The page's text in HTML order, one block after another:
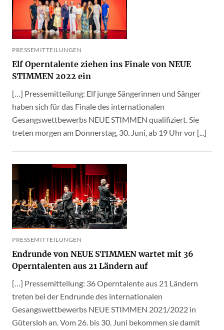
PRESSEMITTEILUNGEN
Elf Operntalente ziehen ins Finale von NEUE
STIMMEN 2022 ein
[…] Pressemitteilung: Elf junge Sängerinnen und Sänger
haben sich für das Finale des internationalen
Gesangswettbewerbs NEUE STIMMEN qualifiziert. Sie
treten morgen am Donnerstag, 30. Juni, ab 19 Uhr vor [...]
PRESSEMITTEILUNGEN
Endrunde von NEUE STIMMEN wartet mit 36
Operntalenten aus 21 Ländern auf
[…] Pressemitteilung: 36 Operntalente aus 21 Ländern
treten bei der Endrunde des internationalen
Gesangswettbewerbs NEUE STIMMEN 2021/2022 in
Gütersloh an. Vom 26. bis 30. Juni bekommen sie damit